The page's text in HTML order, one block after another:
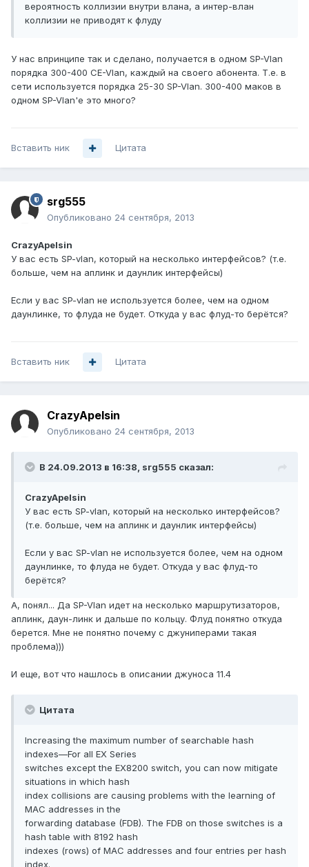
вероятность коллизии внутри влана, а интер-влан
коллизии не приводят к флуду
У нас впринципе так и сделано, получается в одном SP-Vlan
порядка 300-400 CE-Vlan, каждый на своего абонента. Т.е. в
сети используется порядка 25-30 SP-Vlan. 300-400 маков в
одном SP-Vlan'e это много?
Вставить ник Цитата
srg555
Опубликовано 24 сентября, 2013
CrazyApelsin
У вас есть SP-vlan, который на несколько интерфейсов? (т.е.
больше, чем на аплинк и даунлик интерфейсы)
Если у вас SP-vlan не используется более, чем на одном
даунлинке, то флуда не будет. Откуда у вас флуд-то берётся?
Вставить ник Цитата
CrazyApelsin
Опубликовано 24 сентября, 2013
В 24.09.2013 в 16:38, srg555 сказал:
CrazyApelsin
У вас есть SP-vlan, который на несколько интерфейсов?
(т.е. больше, чем на аплинк и даунлик интерфейсы)
Если у вас SP-vlan не используется более, чем на одном
даунлинке, то флуда не будет. Откуда у вас флуд-то
берётся?
А, понял... Да SP-Vlan идет на несколько маршрутизаторов,
аплинк, даун-линк и дальше по кольцу. Флуд понятно откуда
берется. Мне не понятно почему с джуниперами такая
проблема)))
И еще, вот что нашлось в описании джуноса 11.4
Цитата
Increasing the maximum number of searchable hash
indexes—For all EX Series
switches except the EX8200 switch, you can now mitigate
situations in which hash
index collisions are causing problems with the learning of
MAC addresses in the
forwarding database (FDB). The FDB on those switches is a
hash table with 8192 hash
indexes (rows) of MAC addresses and four entries per hash
index.